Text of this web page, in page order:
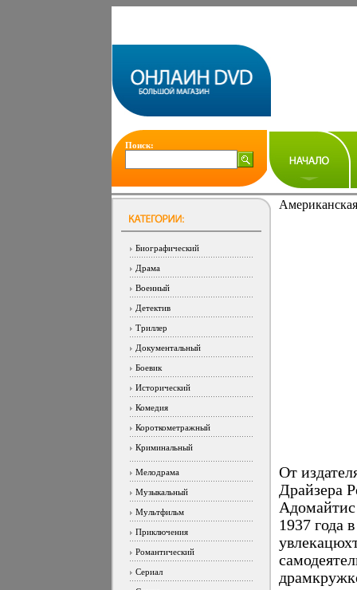
Поиск:
Биографический
Драма
Военный
Детектив
Триллер
Документальный
Боевик
Исторический
Комедия
Короткометражный
Криминальный
Мелодрама
Музыкальный
Мультфильм
Приключения
Романтический
Сериал
От
Драйзера
1937 года